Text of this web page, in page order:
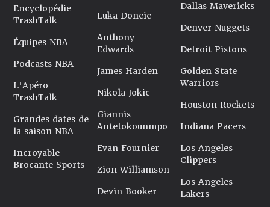
Encyclopédie
TrashTalk
Équipes NBA
Podcasts NBA
L'Apéro
TrashTalk
Grandes dates de
la saison NBA
Incroyable
Brocante Sports
Luka Doncic
Anthony
Edwards
James Harden
Nikola Jokic
Giannis
Antetokounmpo
Evan Fournier
Zion Williamson
Devin Booker
Dallas Mavericks
Denver Nuggets
Detroit Pistons
Golden State
Warriors
Houston Rockets
Indiana Pacers
Los Angeles
Clippers
Los Angeles
Lakers